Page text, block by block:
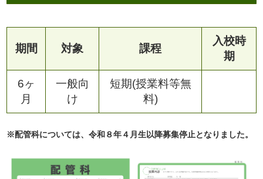
期間 対象 課程
入校時
期
6ヶ
月
一般向
け
短期(授業料等無
料)
※配管科については、令和８年４月生以降募集停止となりました。